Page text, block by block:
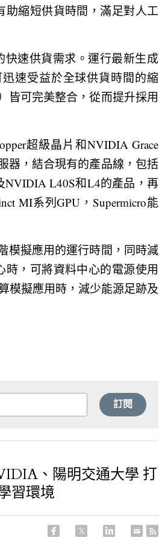
縮短供貨時間，滿足對人工
快速供貨需求。運行最新生成
速受益於全球供貨時間的縮
皆可完美整合，從而提升採用
超級晶片和NVIDIA Grace
器，結合現有的產品線，包括
NVIDIA L40S和L4的產品，再
MI系列GPU，Supermicro能
模擬應用的運行時間，同時減
，可將資料中心的電源使用
模擬應用時，減少能源足跡及
訂閱
、陽明交通大學 打
習環境